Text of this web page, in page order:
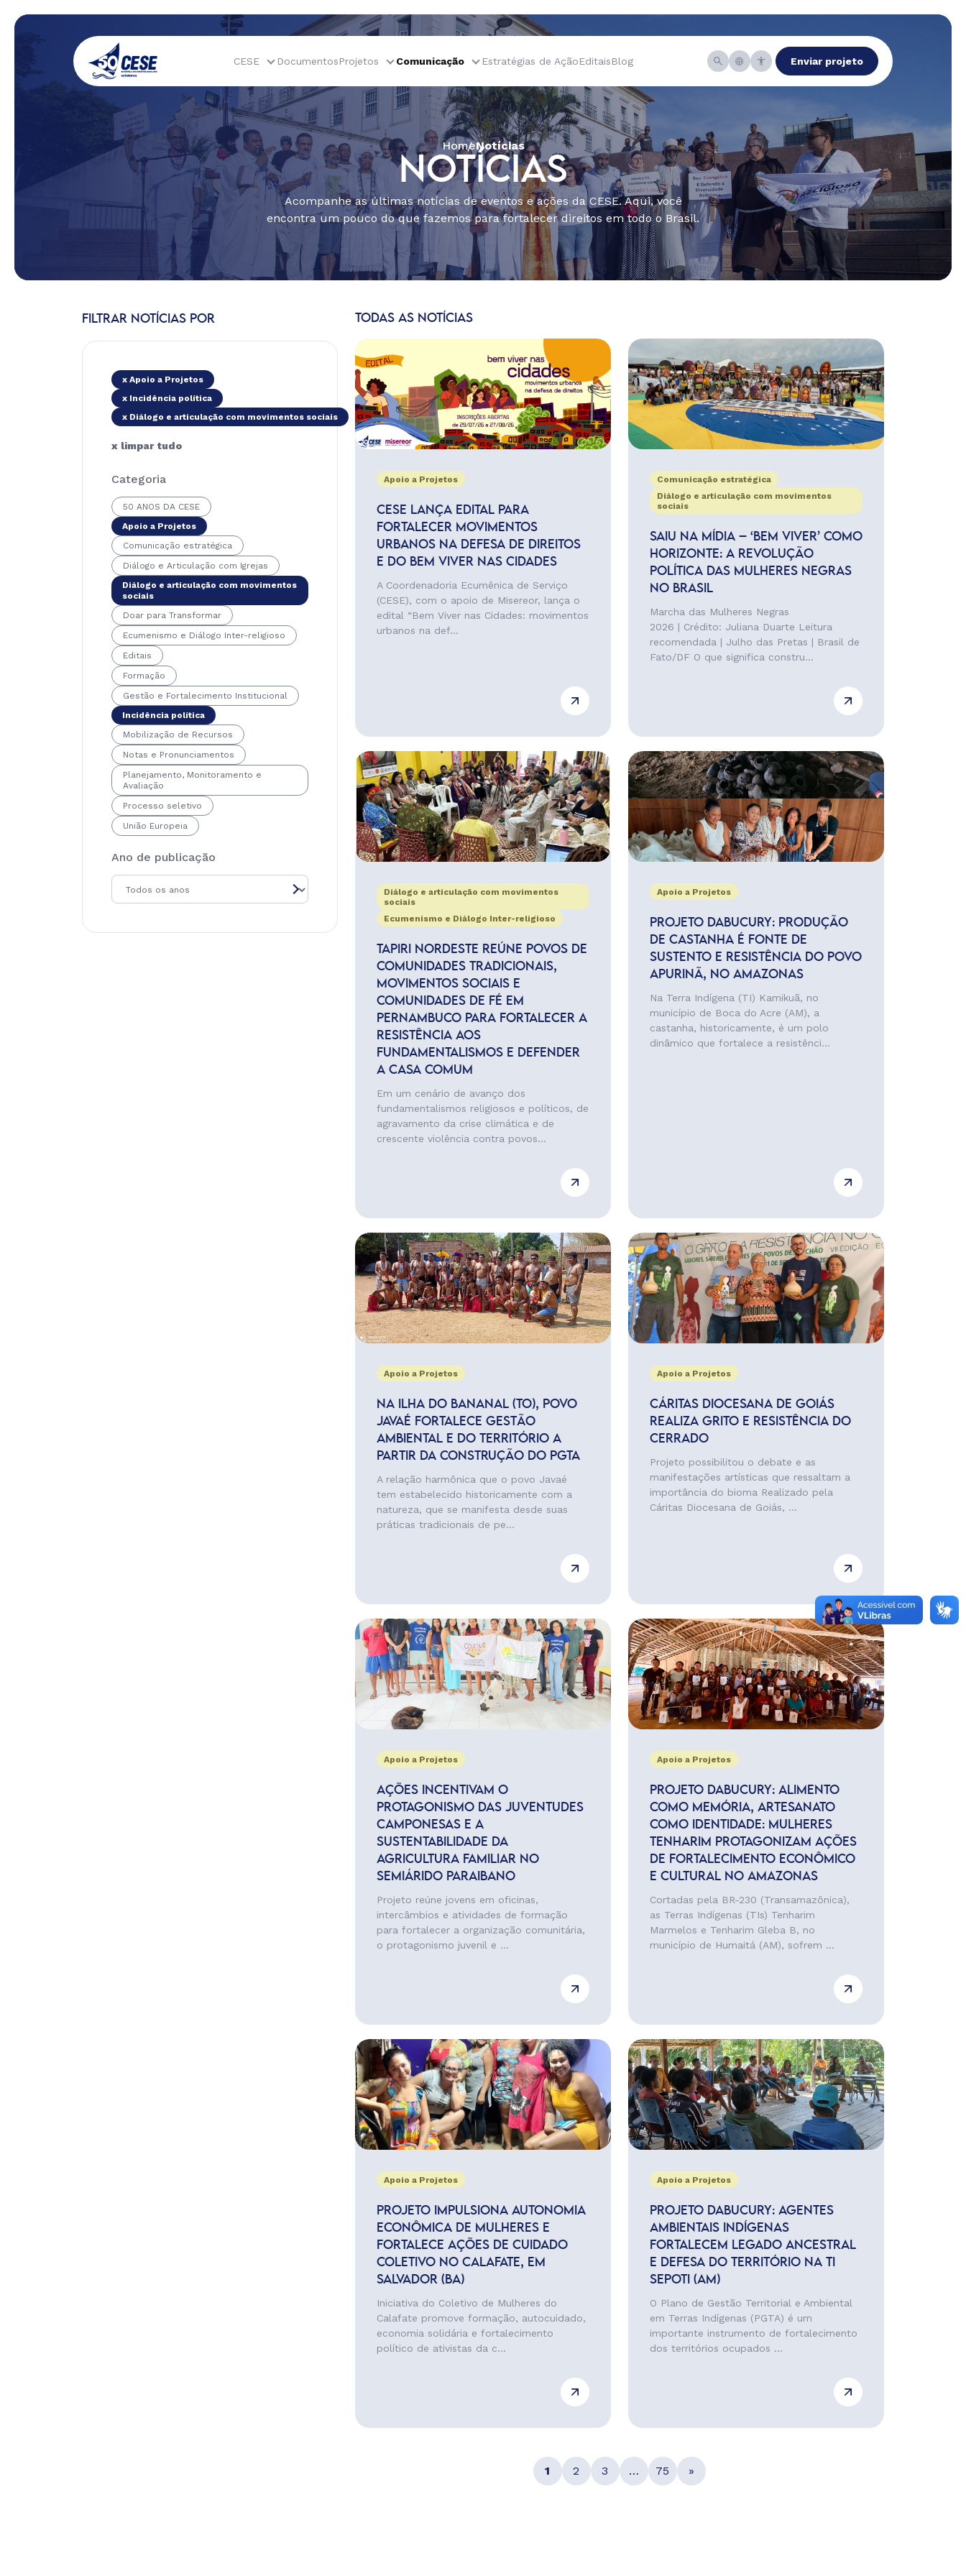
CESE DocumentosProjetos Comunicação Estratégias de AçãoEditaisBlog Enviar projeto
HomeNotícias
NOTÍCIAS
Acompanhe as últimas notícias de eventos e ações da CESE. Aqui, você
encontra um pouco do que fazemos para fortalecer direitos em todo o Brasil.
FILTRAR NOTÍCIAS POR
x Apoio a Projetos
x Incidência política
x Diálogo e articulação com movimentos sociais
x limpar tudo
Categoria
50 ANOS DA CESE
Apoio a Projetos
Comunicação estratégica
Diálogo e Articulação com Igrejas
Diálogo e articulação com movimentos
sociais
Doar para Transformar
Ecumenismo e Diálogo Inter-religioso
Editais
Formação
Gestão e Fortalecimento Institucional
Incidência política
Mobilização de Recursos
Notas e Pronunciamentos
Planejamento, Monitoramento e
Avaliação
Processo seletivo
União Europeia
Ano de publicação
TODAS AS NOTÍCIAS
Apoio a Projetos
CESE LANÇA EDITAL PARA
FORTALECER MOVIMENTOS
URBANOS NA DEFESA DE DIREITOS
E DO BEM VIVER NAS CIDADES
A Coordenadoria Ecumênica de Serviço
(CESE), com o apoio de Misereor, lança o
edital “Bem Viver nas Cidades: movimentos
urbanos na def...
Comunicação estratégica
Diálogo e articulação com movimentos
sociais
SAIU NA MÍDIA – ‘BEM VIVER’ COMO
HORIZONTE: A REVOLUÇÃO
POLÍTICA DAS MULHERES NEGRAS
NO BRASIL
Marcha das Mulheres Negras
2026 | Crédito: Juliana Duarte Leitura
recomendada | Julho das Pretas | Brasil de
Fato/DF O que significa constru...
Diálogo e articulação com movimentos
sociais
Ecumenismo e Diálogo Inter-religioso
TAPIRI NORDESTE REÚNE POVOS DE
COMUNIDADES TRADICIONAIS,
MOVIMENTOS SOCIAIS E
COMUNIDADES DE FÉ EM
PERNAMBUCO PARA FORTALECER A
RESISTÊNCIA AOS
FUNDAMENTALISMOS E DEFENDER
A CASA COMUM
Em um cenário de avanço dos
fundamentalismos religiosos e políticos, de
agravamento da crise climática e de
crescente violência contra povos...
Apoio a Projetos
PROJETO DABUCURY: PRODUÇÃO
DE CASTANHA É FONTE DE
SUSTENTO E RESISTÊNCIA DO POVO
APURINÃ, NO AMAZONAS
Na Terra Indígena (TI) Kamikuã, no
município de Boca do Acre (AM), a
castanha, historicamente, é um polo
dinâmico que fortalece a resistênci...
Apoio a Projetos
NA ILHA DO BANANAL (TO), POVO
JAVAÉ FORTALECE GESTÃO
AMBIENTAL E DO TERRITÓRIO A
PARTIR DA CONSTRUÇÃO DO PGTA
A relação harmônica que o povo Javaé
tem estabelecido historicamente com a
natureza, que se manifesta desde suas
práticas tradicionais de pe...
Apoio a Projetos
CÁRITAS DIOCESANA DE GOIÁS
REALIZA GRITO E RESISTÊNCIA DO
CERRADO
Projeto possibilitou o debate e as
manifestações artísticas que ressaltam a
importância do bioma Realizado pela
Cáritas Diocesana de Goiás, ...
Apoio a Projetos
AÇÕES INCENTIVAM O
PROTAGONISMO DAS JUVENTUDES
CAMPONESAS E A
SUSTENTABILIDADE DA
AGRICULTURA FAMILIAR NO
SEMIÁRIDO PARAIBANO
Projeto reúne jovens em oficinas,
intercâmbios e atividades de formação
para fortalecer a organização comunitária,
o protagonismo juvenil e ...
Apoio a Projetos
PROJETO DABUCURY: ALIMENTO
COMO MEMÓRIA, ARTESANATO
COMO IDENTIDADE: MULHERES
TENHARIM PROTAGONIZAM AÇÕES
DE FORTALECIMENTO ECONÔMICO
E CULTURAL NO AMAZONAS
Cortadas pela BR-230 (Transamazônica),
as Terras Indígenas (TIs) Tenharim
Marmelos e Tenharim Gleba B, no
município de Humaitá (AM), sofrem ...
Apoio a Projetos
PROJETO IMPULSIONA AUTONOMIA
ECONÔMICA DE MULHERES E
FORTALECE AÇÕES DE CUIDADO
COLETIVO NO CALAFATE, EM
SALVADOR (BA)
Iniciativa do Coletivo de Mulheres do
Calafate promove formação, autocuidado,
economia solidária e fortalecimento
político de ativistas da c...
Apoio a Projetos
PROJETO DABUCURY: AGENTES
AMBIENTAIS INDÍGENAS
FORTALECEM LEGADO ANCESTRAL
E DEFESA DO TERRITÓRIO NA TI
SEPOTI (AM)
O Plano de Gestão Territorial e Ambiental
em Terras Indígenas (PGTA) é um
importante instrumento de fortalecimento
dos territórios ocupados ...
1 2 3 … 75 »